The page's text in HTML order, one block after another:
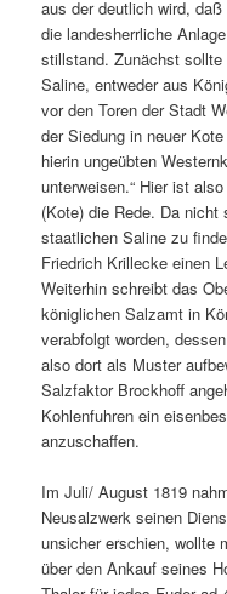
aus der deutlich wird,
die landesherrliche
stillstand. Zunächst sollte
Saline, entweder aus
vor den Toren der Stadt
der Siedung in neuer
hierin ungeübten
unterweisen.“ Hier ist
(Kote) die Rede. Da nicht
staatlichen Saline zu
Friedrich Krillecke einen
Weiterhin schreibt das
königlichen Salzamt in
verabfolgt worden,
also dort als Muster
Salzfaktor Brockhoff
Kohlenfuhren ein
anzuschaffen.
Im Juli/ August 1819
Neusalzwerk seinen
unsicher erschien, wollte
über den Ankauf seines